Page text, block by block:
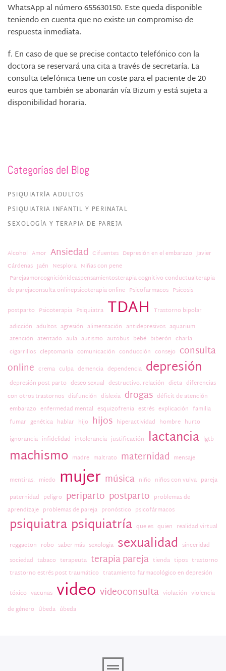
WhatsApp al número 655630150. Este queda disponible
teniendo en cuenta que no existe un compromiso de
respuesta inmediata.
f. En caso de que se precise contacto telefónico con la
doctora se reservará una cita a través de secretaría. La
consulta telefónica tiene un coste para el paciente de 20
euros que también se abonarán vía Bizum y está sujeta a
disponibilidad horaria.
Categorías del Blog
PSIQUIATRÍA ADULTOS
PSIQUIATRIA INFANTIL Y PERINATAL
SEXOLOGÍA Y TERAPIA DE PAREJA
Alcohol Amor Ansiedad Cifuentes Depresión en el embarazo Javier
Cárdenas Jaén Nesplora Niñas con pene
Parejaamorcogniciónideaspensamientosterapia cognitivo conductualterapia
de parejaconsulta onlinepsicoterapia online Psicofarmacos Psicosis
postparto Psicoterapia Psiquiatra TDAH Trastorno bipolar
adicción adultos agresión alimentación antidepresivos aquarium
atención atentado aula autismo autobus bebé biberón charla
cigarrillos cleptomanía comunicación conducción consejo consulta
online crema culpa demencia dependencia depresión
depresión post parto deseo sexual destructivo. relación dieta diferencias
con otros trastornos disfunción dislexia drogas déficit de atención
embarazo enfermedad mental esquizofrenia estrés explicación familia
fumar genética hablar hijo hijos hiperactividad hombre hurto
ignorancia infidelidad intolerancia justificación lactancia lgtb
machismo madre maltrato maternidad mensaje
mentiras. miedo mujer música niño niños con vulva pareja
paternidad peligro periparto postparto problemas de
aprendizaje problemas de pareja pronóstico psicofármacos
psiquiatra psiquiatría que es quien realidad virtual
reggaeton robo saber más sexologia sexualidad sinceridad
sociedad tabaco terapeuta terapia pareja tienda tipos trastorno
trastorno estrés post traumático tratamiento farmacológico en depresión
tóxico vacunas video videoconsulta violación violencia
de género Úbeda úbeda